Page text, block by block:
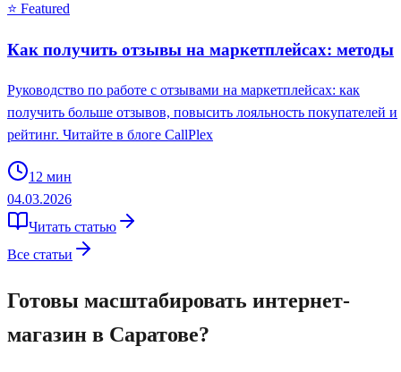
⭐ Featured
Как получить отзывы на маркетплейсах: методы
Руководство по работе с отзывами на маркетплейсах: как
получить больше отзывов, повысить лояльность покупателей и
рейтинг. Читайте в блоге CallPlex
12 мин
04.03.2026
Читать статью
Все статьи
Готовы масштабировать интернет-
магазин в Саратове?